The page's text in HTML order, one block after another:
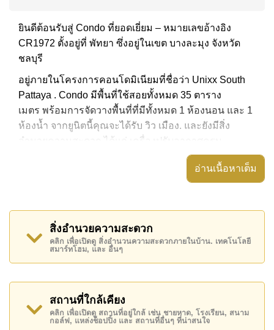
ยินดีต้อนรับสู่ Condo ที่ยอดเยี่ยม – หมายเลขอ้างอิง
CR1972 ตั้งอยู่ที่ พัทยา ซึ่งอยู่ในเขต บางละมุง จังหวัด
ชลบุรี
อยู่ภายในโครงการคอนโดมิเนียมที่ชื่อว่า Unixx South
Pattaya . Condo มีพื้นที่ใช้สอยทั้งหมด 35 ตาราง
เมตร พร้อมการจัดวางพื้นที่ที่มีทั้งหมด 1 ห้องนอน และ 1
ห้องน้ำ จากยูนิตนี้คุณจะได้รับ วิว เมือง. และยังมีสิ่ง
อำนวยความสะดวก ได้แก่ เครื่องปรับอากาศครบ,
อสังหาริมทรัพย์นี้สามารถใช้ สระว่ายน้ำ ส่วนกลาง ได้
Unixx South Pattaya มีสิ่งอำนวยความสะดวกส่วนกลาง
สถานที่สำคัญใกล้ Unixx South Pattaya ได้แก่: เดินทาง
ไปชายหาดได้ง่าย, ไกล้เคียงรถประจำทาง , พิพิธภัณฑ์
ตุ๊กตาหมี, ถนนคนเดิน , เอเชีย 9 หลุม กอล์ฟ , โรง
พยาบาลเมืองพัทยา, โรงพยาบาลพัทยาอินเตอร์เนชั่นแนล
บาทต่อเดือน
โปรดทราบว่าราคาค่าเช่าที่ Cornerstone Real Estate
อ่านเนื้อหาเต็ม
สิ่งอำนวยความสะดวก
คลิก เพื่อเปิดดู สิ่งอำนวนความสะดวกภายในบ้าน. เทคโนโลยี
สมาร์ทโฮม, และ อื่นๆ
สถานที่ใกล้เคียง
คลิก เพื่อเปิดดู สถานที่อยู่ใกล้ เช่น ชายหาด, โรงเรียน, สนาม
กอล์ฟ, แหล่งช็อปปิ้ง และ สถานที่อื่นๆ ที่น่าสนใจ